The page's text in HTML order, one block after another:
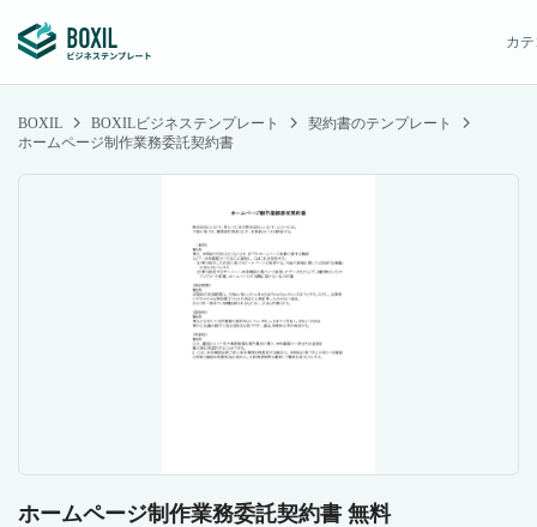
カ
BOXIL BOXILビジネステンプレート
契約書のテンプレート
ホームページ制作業務委託契約書
ホームページ制作業務委託契約書 無料